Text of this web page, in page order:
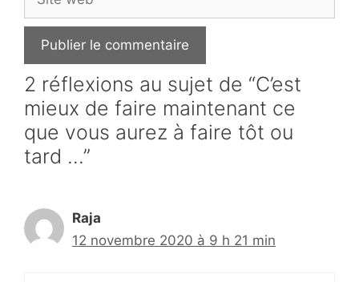
web
2 réflexions au sujet de “C’est
mieux de faire maintenant ce
que vous aurez à faire tôt ou
tard …”
Raja
12 novembre 2020 à 9 h 21 min